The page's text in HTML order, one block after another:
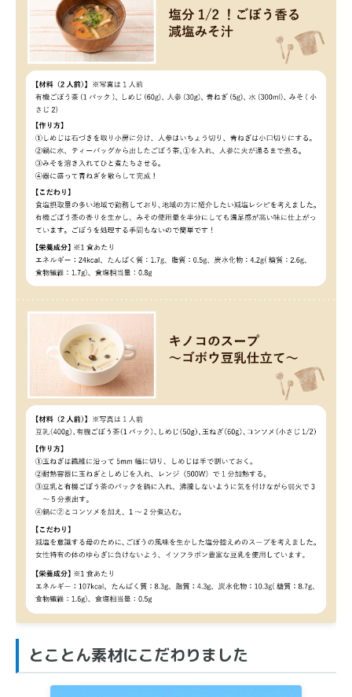
とことん素材にこだわりました